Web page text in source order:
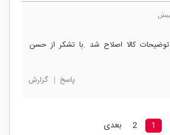
توضیحات کالا اصلاح شد .با تشکر از حسن
پاسخ | گزارش
1
2 بعدی